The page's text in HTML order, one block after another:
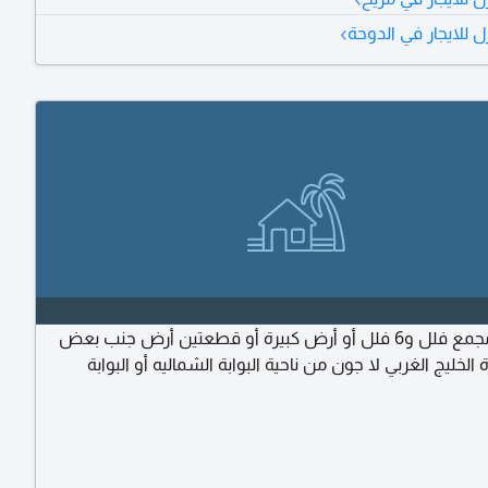
وصالة كبيرة وبنت هاوس غرفة نوم ماستر مع مكيفات
للايجار في الدوحة›
مطلوب مجمع فلل و6 فلل أو أرض كبيرة أو قطعتين أرض جنب بعض
الخليج الغربي لا جون من ناحية البوابة الشماليه أو البوابة